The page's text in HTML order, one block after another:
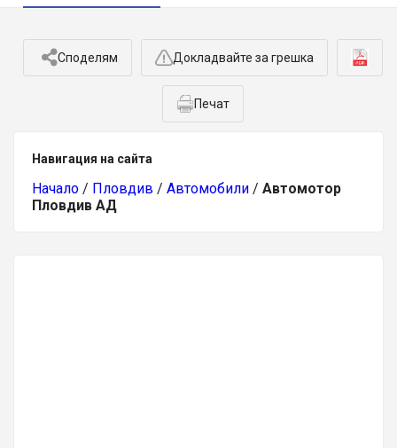
Споделям Докладвайте за грешка
Печат
Навигация на сайта
Начало / Пловдив / Автомобили / Автомотор
Пловдив АД